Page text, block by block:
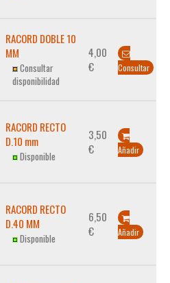
RACORD DOBLE 10
MM
Consultar
disponibilidad
4,00
€
Consultar
RACORD RECTO
D.10 mm
Disponible
3,50
€
Añadir
RACORD RECTO
D.40 MM
Disponible
6,50
€
Añadir